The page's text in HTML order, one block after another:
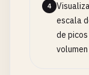
4
escala
de